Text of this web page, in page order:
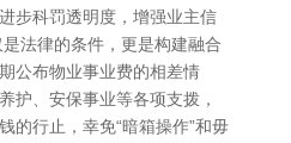
步科罚透明度，增强业主信
法律的条件，更是构建融合
公布物业事业费的相差情
护、安保事业等各项支拨，
的行止，幸免“暗箱操作”和毋